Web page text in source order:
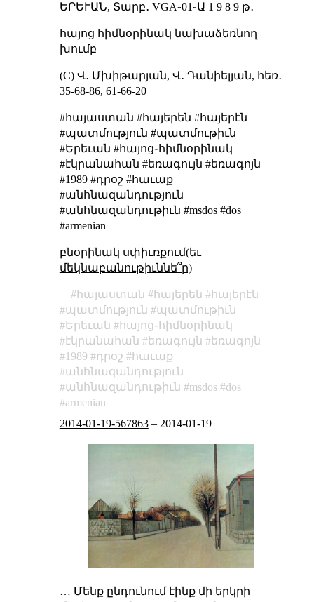
ԵՐԵՒԱՆ, Տարբ․ VGA֊01֊Ա 1 9 8 9 թ․
հայոց հիմնօրինակ նախաձեռնող
խումբ
(C) Վ․ Մխիթարյան, Վ․ Դանիելյան, հեռ․
35-68-86, 61-66-20
#հայաստան #հայերեն #հայերէն
#պատմություն #պատմութիւն
#Երեւան #հայոց֊հիմնօրինակ
#էկրանահան #եռագույն #եռագոյն
#1989 #դրօշ #հաւաք
#անհնազանդություն
#անհնազանդութիւն #msdos #dos
#armenian
բնօրինակ սփիւռքում(եւ
մեկնաբանութիւննե՞ր)
հայաստան հայերեն
հայերէն
պատմություն
պատմութիւն
Երեւան
հայոց֊հիմնօրինակ
էկրանահան
եռագույն
եռագոյն
1989
դրօշ
հաւաք
անհնազանդություն
անհնազանդութիւն
msdos
dos
armenian
2014-01-19-567863– 2014-01-19
… Մենք ընդունում էինք մի երկրի